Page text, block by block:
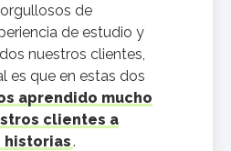
de
de estudio y
nuestros clientes,
es que en estas dos
aprendido mucho
clientes a
historias.